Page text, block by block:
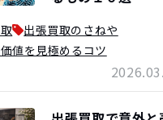
出張買取のさねや
値を見極めるコツ